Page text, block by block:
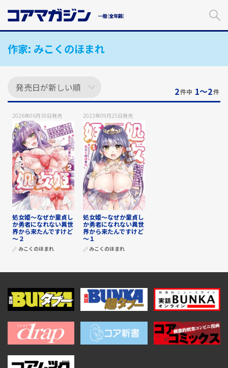
ン
作家: みこくのほまれ
2件中 1〜2件
2026年06月30日発売
処女姫～なぜか童貞し
か勇者になれない異世
界から来たんですけど
～２
みこくのほまれ
2023年09月25日発売
処女姫～なぜか童貞し
か勇者になれない異世
界から来たんですけど
～１
みこくのほまれ